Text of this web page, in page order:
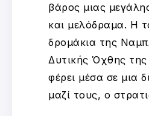
βάρος μιας
και μελόδραμα. Η
δρομάκια της
Δυτικής Όχθης της
φέρει μέσα σε μια
μαζί τους, ο